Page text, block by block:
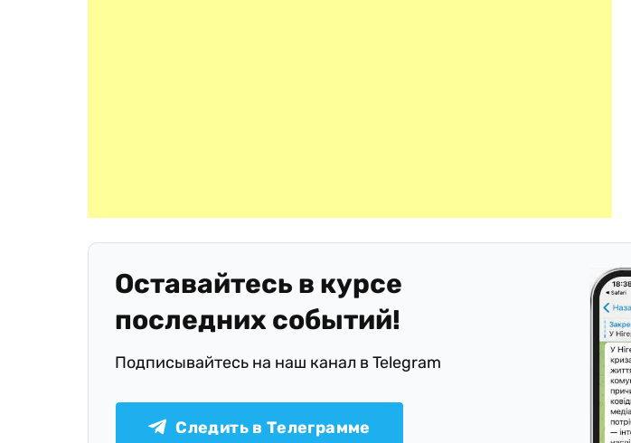
Оставайтесь в курсе
последних событий!
Подписывайтесь на наш канал в Telegram
Следить в Телеграмме